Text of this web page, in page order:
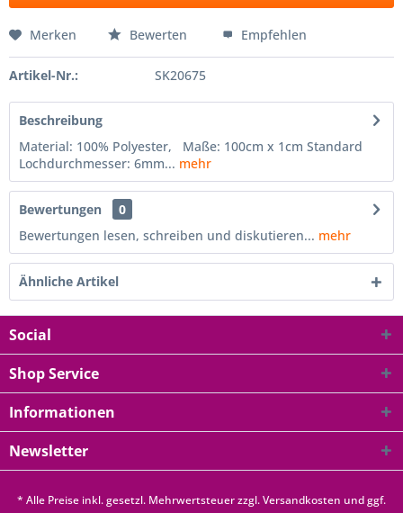
Merken Bewerten Empfehlen
Artikel-Nr.: SK20675
Beschreibung
Material: 100% Polyester, Maße: 100cm x 1cm Standard
Lochdurchmesser: 6mm... mehr
Bewertungen
0
Bewertungen lesen, schreiben und diskutieren... mehr
Ähnliche Artikel
Social
Shop Service
Informationen
Newsletter
* Alle Preise inkl. gesetzl. Mehrwertsteuer zzgl.Versandkosten und ggf.